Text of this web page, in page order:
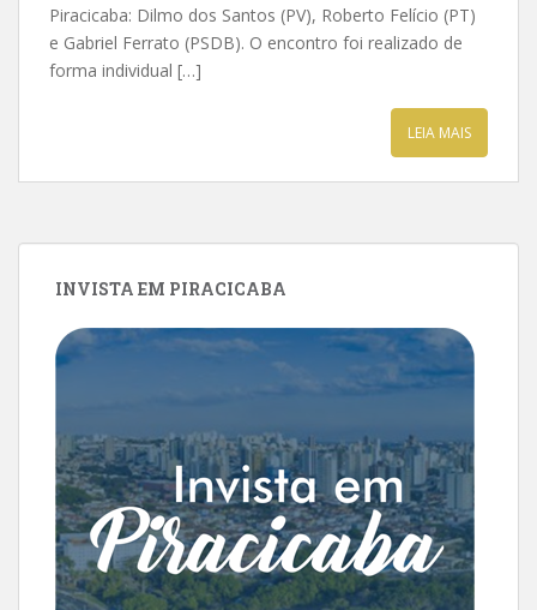
Piracicaba: Dilmo dos Santos (PV), Roberto Felício (PT)
e Gabriel Ferrato (PSDB). O encontro foi realizado de
forma individual […]
LEIA MAIS
INVISTA EM PIRACICABA